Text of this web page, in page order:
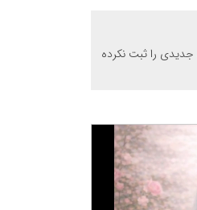
جدیدی را ثبت نکرده